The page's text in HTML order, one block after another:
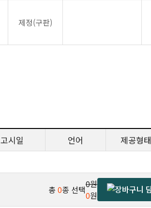
제정(구판)
고시일 언어 제공형태
총 0종 선택0원
0원